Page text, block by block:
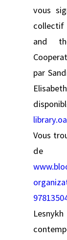
vous
and
par
Vous
de